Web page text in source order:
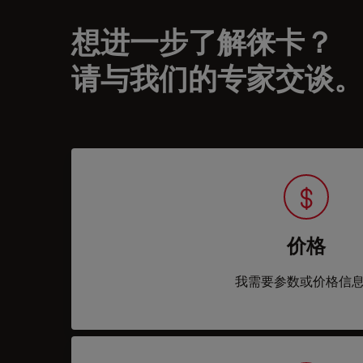
想进一步了解徕卡？
请与我们的专家交谈。
价格
我需要参数或价格信